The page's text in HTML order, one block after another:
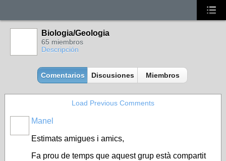
Biologia/Geologia
65 miembros
Descripción
Comentarios Discusiones Miembros
Load Previous Comments
Manel
Estimats amigues i amics,
Fa prou de temps que aquest grup està compartit